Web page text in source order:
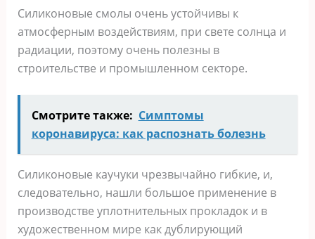
Силиконовые смолы очень устойчивы к
атмосферным воздействиям, при свете солнца и
радиации, поэтому очень полезны в
строительстве и промышленном секторе.
Смотрите также: Симптомы
коронавируса: как распознать болезнь
Силиконовые каучуки чрезвычайно гибкие, и,
следовательно, нашли большое применение в
производстве уплотнительных прокладок и в
художественном мире как дублирующий